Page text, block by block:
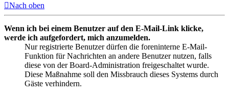
Nach oben
Wenn ich bei einem Benutzer auf den E-Mail-Link klicke,
werde ich aufgefordert, mich anzumelden.
Nur registrierte Benutzer dürfen die foreninterne E-Mail-
Funktion für Nachrichten an andere Benutzer nutzen, falls
diese von der Board-Administration freigeschaltet wurde.
Diese Maßnahme soll den Missbrauch dieses Systems durch
Gäste verhindern.